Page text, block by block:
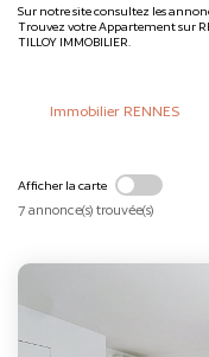
Sur notre site consultez les
Trouvez votre Appartement sur
TILLOY IMMOBILIER.
Immobilier RENNES
Afficher la carte
7 annonce(s) trouvée(s)